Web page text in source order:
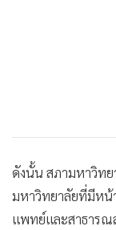
• News1
•
Gotomanager
ดังนั้น สภามหาวิทย
มหาวิทยาลัยที่มีหน้
แพทย์และสาธารณ